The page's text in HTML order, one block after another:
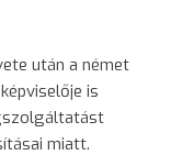
után a német
is
miatt.